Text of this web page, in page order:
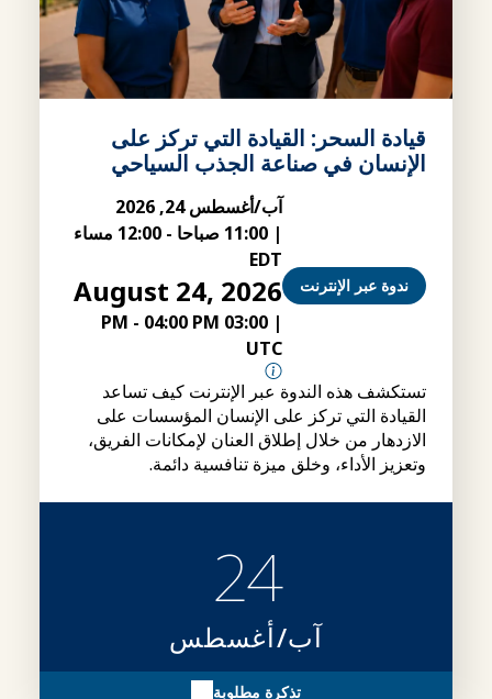
قيادة السحر: القيادة التي تركز على
الإنسان في صناعة الجذب السياحي
ندوة عبر الإنترنت
آب/أغسطس 24, 2026
| 11:00 صباحا -
12:00 مساء
EDT
August 24, 2026
|
03:00 PM
- 04:00 PM
UTC
تستكشف هذه الندوة عبر الإنترنت كيف تساعد
القيادة التي تركز على الإنسان المؤسسات على
الازدهار من خلال إطلاق العنان لإمكانات الفريق،
وتعزيز الأداء، وخلق ميزة تنافسية دائمة.
24
آب/أغسطس
تذكرة مطلوبة